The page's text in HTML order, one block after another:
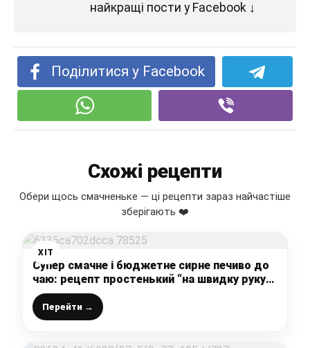
найкращі пости у Facebook ↓
Поділитися у Facebook
Схожі рецепти
Обери щось смачненьке — ці рецепти зараз найчастіше
зберігають ❤️
ХІТ
Супер смачне і бюджетне сирне печиво до
чаю: рецепт простенький “на швидку руку”,
і гора смакоти вже на столі
Перейти →